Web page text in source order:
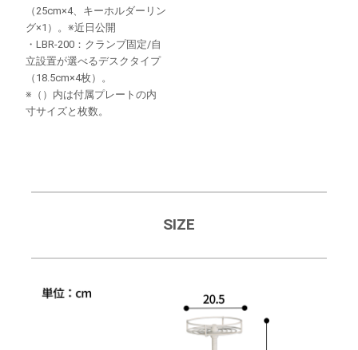
（25cm×4、キーホルダーリン
グ×1）。※近日公開
・LBR-200：クランプ固定/自
立設置が選べるデスクタイプ
（18.5cm×4枚）。
※（）内は付属プレートの内
寸サイズと枚数。
SIZE